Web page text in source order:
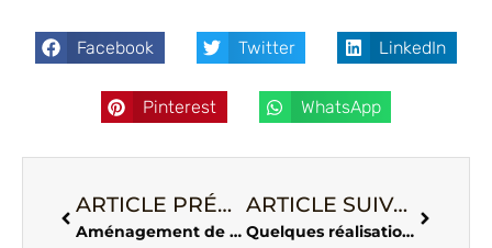
Facebook Twitter LinkedIn
Pinterest WhatsApp
ARTICLE PRÉCÉDENT
Aménagement de bureau handicapés – Accessibilité et adaptation
ARTICLE SUIVANT
Quelques réalisations de ce début d’année 2021